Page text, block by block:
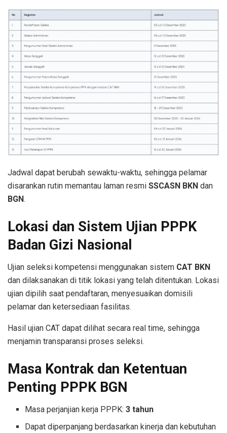
Jadwal dapat berubah sewaktu-waktu, sehingga pelamar
disarankan rutin memantau laman resmi SSCASN BKN dan
BGN.
Lokasi dan Sistem Ujian PPPK
Badan Gizi Nasional
Ujian seleksi kompetensi menggunakan sistem CAT BKN
dan dilaksanakan di titik lokasi yang telah ditentukan. Lokasi
ujian dipilih saat pendaftaran, menyesuaikan domisili
pelamar dan ketersediaan fasilitas.
Hasil ujian CAT dapat dilihat secara real time, sehingga
menjamin transparansi proses seleksi.
Masa Kontrak dan Ketentuan
Penting PPPK BGN
Masa perjanjian kerja PPPK:3 tahun
Dapat diperpanjang berdasarkan kinerja dan kebutuhan